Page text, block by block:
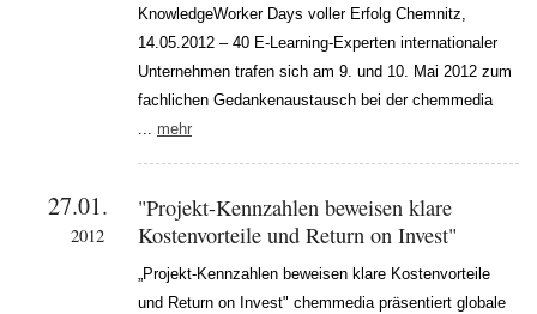
KnowledgeWorker Days voller Erfolg Chemnitz,
14.05.2012 – 40 E-Learning-Experten internationaler
Unternehmen trafen sich am 9. und 10. Mai 2012 zum
fachlichen Gedankenaustausch bei der chemmedia
mehr
27.01.
2012
"Projekt-Kennzahlen beweisen klare
Kostenvorteile und Return on Invest"
„Projekt-Kennzahlen beweisen klare Kostenvorteile
und Return on Invest" chemmedia präsentiert globale